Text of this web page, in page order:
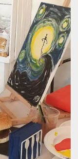
identificatore
generico
utilizzato per
mantenere le
variabili di
sessione utente.
Normalmente è
un numero
generato in
modo casuale, il
modo in cui
viene utilizzato
può essere
specifico per il
sito, ma un
buon esempio è
mantenere uno
stato di accesso
per un utente
tra le pagine.
1 anno 1
mese
Questo cookie
viene